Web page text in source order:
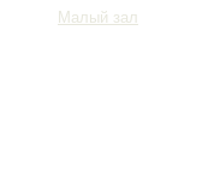
Малый зал